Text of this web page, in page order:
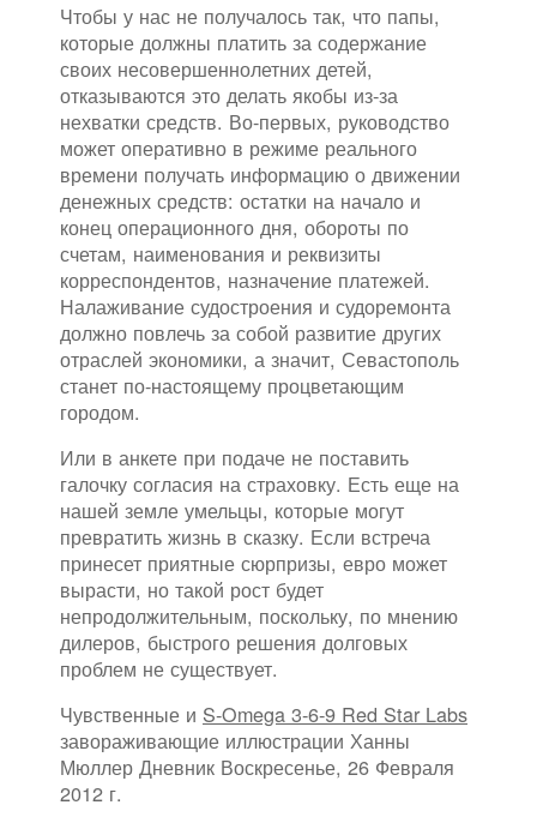
Чтобы у нас не получалось так, что папы,
которые должны платить за содержание
своих несовершеннолетних детей,
отказываются это делать якобы из-за
нехватки средств. Во-первых, руководство
может оперативно в режиме реального
времени получать информацию о движении
денежных средств: остатки на начало и
конец операционного дня, обороты по
счетам, наименования и реквизиты
корреспондентов, назначение платежей.
Налаживание судостроения и судоремонта
должно повлечь за собой развитие других
отраслей экономики, а значит, Севастополь
станет по-настоящему процветающим
городом.
Или в анкете при подаче не поставить
галочку согласия на страховку. Есть еще на
нашей земле умельцы, которые могут
превратить жизнь в сказку. Если встреча
принесет приятные сюрпризы, евро может
вырасти, но такой рост будет
непродолжительным, поскольку, по мнению
дилеров, быстрого решения долговых
проблем не существует.
Чувственные и S-Omega 3-6-9 Red Star Labs
завораживающие иллюстрации Ханны
Мюллер Дневник Воскресенье, 26 Февраля
2012 г.